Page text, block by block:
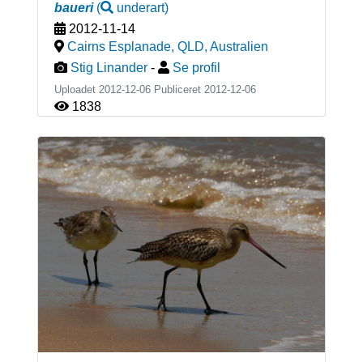
baueri( underart)
2012-11-14
Cairns Esplanade, QLD, Australien
Stig Linander - Se profil
Uploadet 2012-12-06 Publiceret 2012-12-06
1838